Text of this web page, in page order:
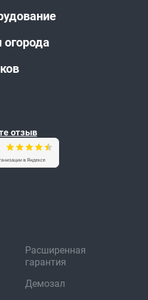
отзыв
Расширенная
гарантия
Демозал